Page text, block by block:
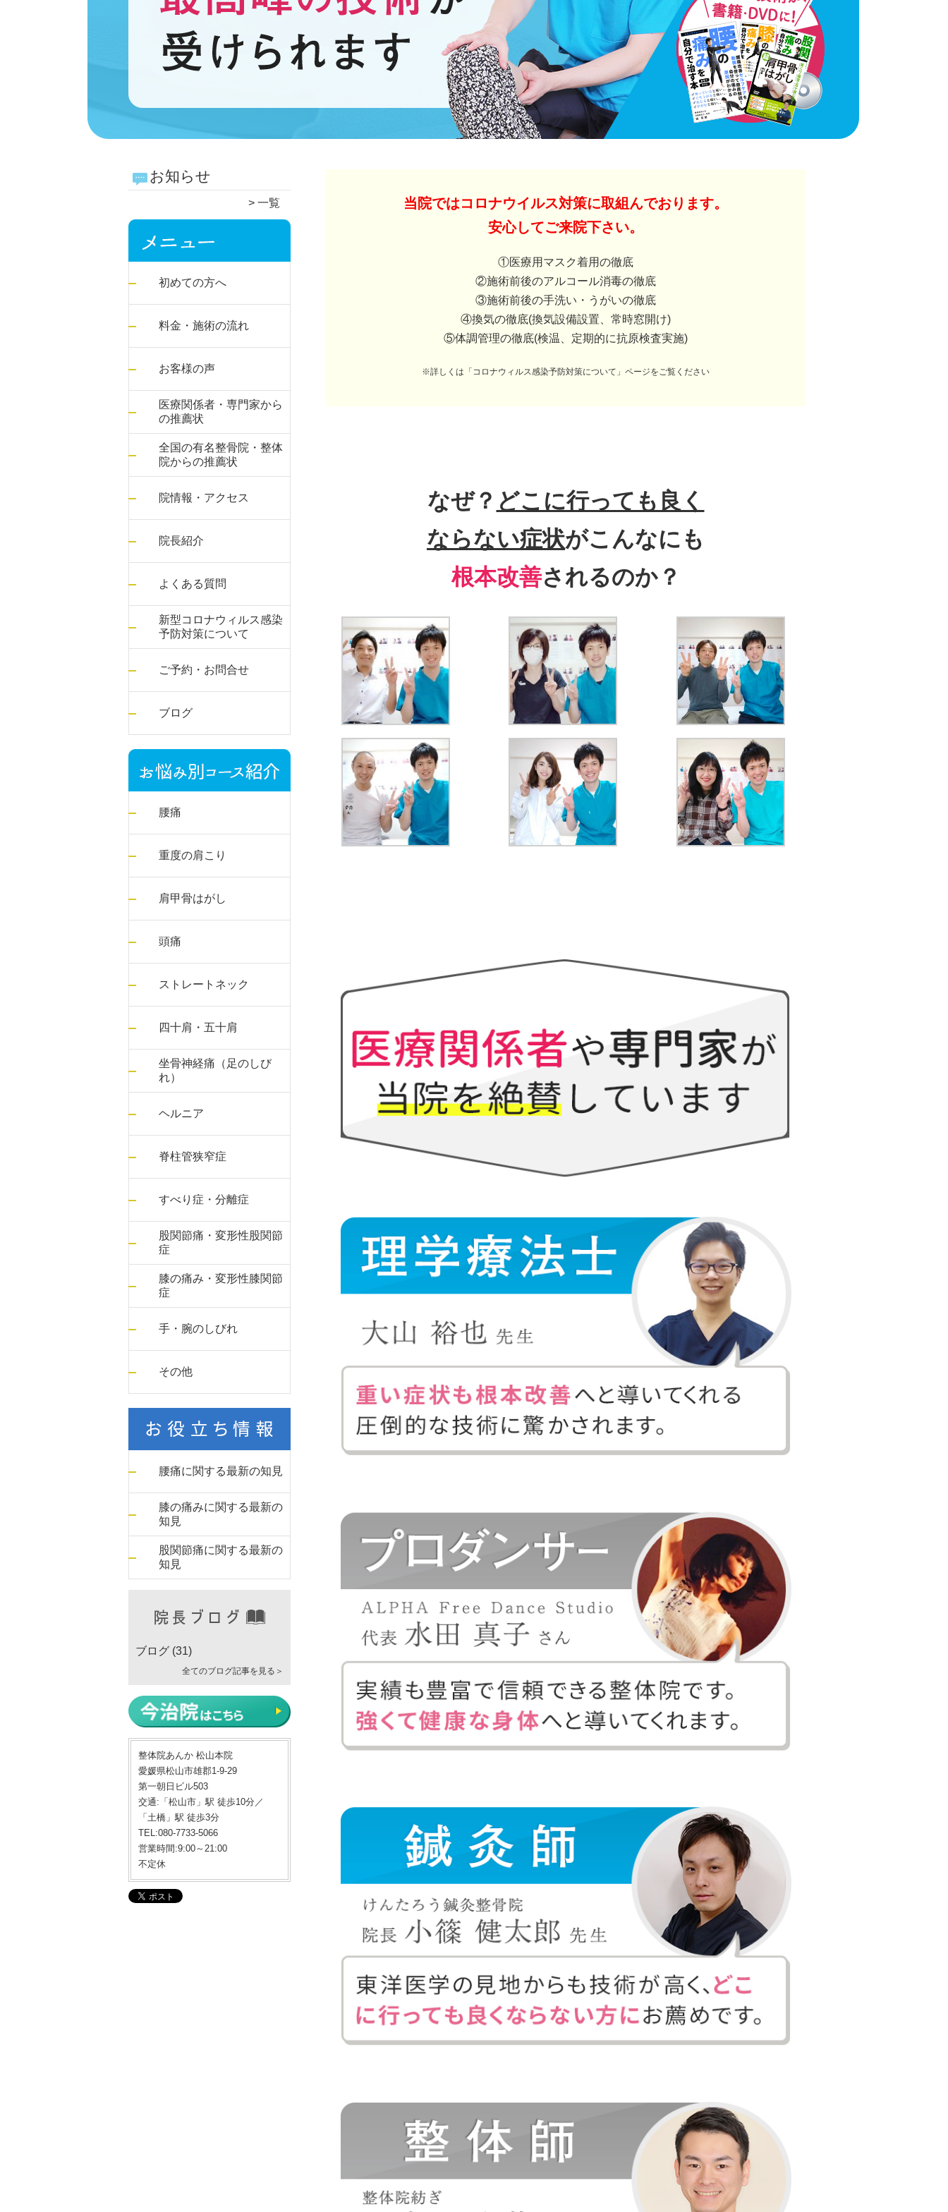
お知らせ
一覧
初めての方へ
料金・施術の流れ
お客様の声
医療関係者・専門家から
の推薦状
全国の有名整骨院・整体
院からの推薦状
院情報・アクセス
院長紹介
よくある質問
新型コロナウィルス感染
予防対策について
ご予約・お問合せ
ブログ
腰痛
重度の肩こり
肩甲骨はがし
頭痛
ストレートネック
四十肩・五十肩
坐骨神経痛（足のしび
れ）
ヘルニア
脊柱管狭窄症
すべり症・分離症
股関節痛・変形性股関節
症
膝の痛み・変形性膝関節
症
手・腕のしびれ
その他
腰痛に関する最新の知見
膝の痛みに関する最新の
知見
股関節痛に関する最新の
知見
ブログ (31)
全てのブログ記事を見る＞
整体院あんか 松山本院
愛媛県松山市雄郡1-9-29
第一朝日ビル503
交通:「松山市」駅 徒歩10分／
「土橋」駅 徒歩3分
TEL:080-7733-5066
営業時間:9:00～21:00
不定休
当院ではコロナウイルス対策に取組んでおります。
安心してご来院下さい。
①医療用マスク着用の徹底
②施術前後のアルコール消毒の徹底
③施術前後の手洗い・うがいの徹底
④換気の徹底(換気設備設置、常時窓開け)
⑤体調管理の徹底(検温、定期的に抗原検査実施)
※詳しくは「コロナウィルス感染予防対策について」ページをご覧ください
なぜ？ どこに行っても良く
ならない症状がこんなにも
根本改善されるのか？